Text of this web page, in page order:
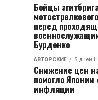
Бойцы
перед
Бурденко
АВТОРСКИЕ 5 дней
Снижение цен
помогло Японии
инфляции